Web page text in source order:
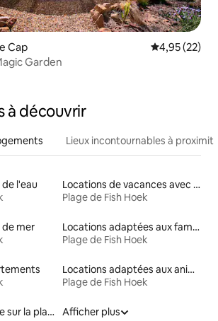
Cap Évaluation
4,95 (22)
Garden
à découvrir
Lieux incontournables à
l'eau
Locations de vacances avec piscine
Plage de Fish Hoek
de mer
Locations adaptées aux familles
Plage de Fish Hoek
Locations adaptées aux animaux
Plage de Fish Hoek
Locations avec vue sur la plage
Afficher plus